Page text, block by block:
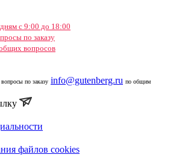
с 9:00 до 18:00
по заказу
вопросов
вопросы по заказу info@gutenberg.ru по общим
файлов cookies